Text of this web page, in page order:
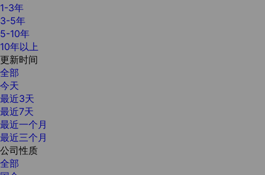
1-3年
3-5年
5-10年
10年以上
更新时间
全部
今天
最近3天
最近7天
最近一个月
最近三个月
公司性质
全部